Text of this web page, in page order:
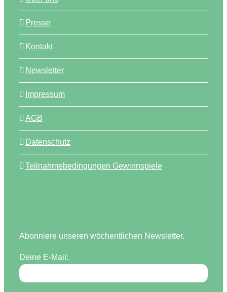
Presse
Kontakt
Newsletter
Impressum
AGB
Datenschutz
Teilnahmebedingungen Gewinnspiele
Abonniere unseren wöchentlichen Newsletter.
Deine E-Mail: